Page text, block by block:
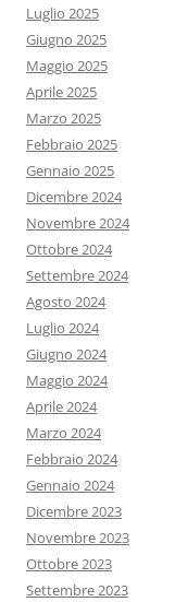
Luglio 2025
Giugno 2025
Maggio 2025
Aprile 2025
Marzo 2025
Febbraio 2025
Gennaio 2025
Dicembre 2024
Novembre 2024
Ottobre 2024
Settembre 2024
Agosto 2024
Luglio 2024
Giugno 2024
Maggio 2024
Aprile 2024
Marzo 2024
Febbraio 2024
Gennaio 2024
Dicembre 2023
Novembre 2023
Ottobre 2023
Settembre 2023